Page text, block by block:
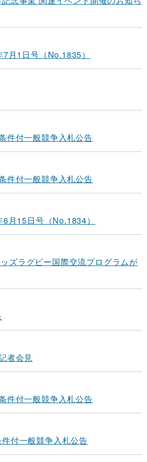
月1日号（No.1835）
付一般競争入札公告
付一般競争入札公告
月15日号（No.1834）
ズラグビー国際交流プログラムが
者会見
付一般競争入札公告
付一般競争入札公告